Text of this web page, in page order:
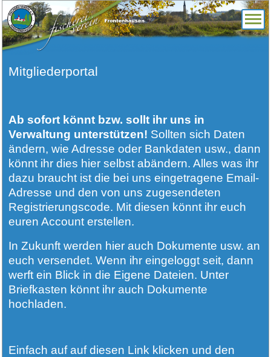
Mitgliederportal
Ab sofort könnt bzw. sollt ihr uns in
Verwaltung unterstützen! Sollten sich Daten
ändern, wie Adresse oder Bankdaten usw., dann
könnt ihr dies hier selbst abändern. Alles was ihr
dazu braucht ist die bei uns eingetragene Email-
Adresse und den von uns zugesendeten
Registrierungscode. Mit diesen könnt ihr euch
euren Account erstellen.
In Zukunft werden hier auch Dokumente usw. an
euch versendet. Wenn ihr eingeloggt seit, dann
werft ein Blick in die Eigene Dateien. Unter
Briefkasten könnt ihr auch Dokumente
hochladen.
Einfach auf auf diesen Link klicken und den